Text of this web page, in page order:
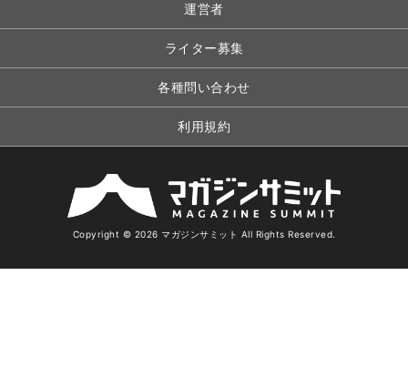
運営者
ライター募集
各種問い合わせ
利用規約
Copyright © 2026 マガジンサミット All Rights Reserved.